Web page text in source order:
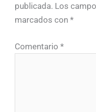
publicada. Los
marcados con *
Comentario *